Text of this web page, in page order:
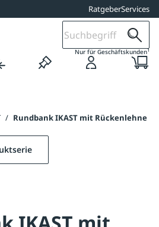
RatgeberServices
Nur für Geschäftskunden1
/ Rundbank IKAST mit Rückenlehne